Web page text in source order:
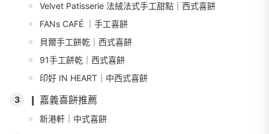
Velvet Patisserie 法絨法式手工甜點｜西式喜餅
FANs CAFÉ ｜手工喜餅
貝爾手工餅乾｜西式喜餅
91手工餅乾｜西式喜餅
印好 IN HEART｜中西式喜餅
3 ❙ 嘉義喜餅推薦
新港軒｜中式喜餅